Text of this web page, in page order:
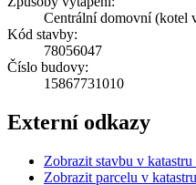
Centrální domovní (kotel
Kód stavby:
78056047
Číslo budovy:
15867731010
Externí odkazy
Zobrazit stavbu v
Zobrazit parcelu v